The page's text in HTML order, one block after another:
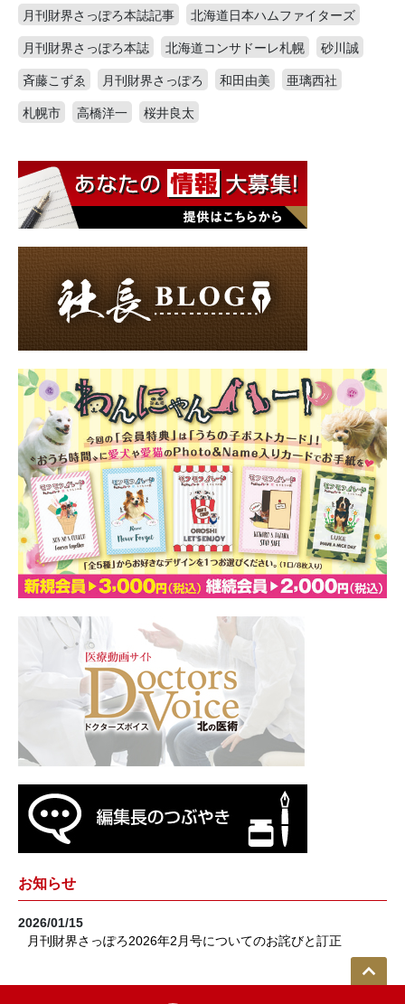
月刊財界さっぽろ本誌記事
北海道日本ハムファイターズ
月刊財界さっぽろ本誌
北海道コンサドーレ札幌
砂川誠
斉藤こずゑ
月刊財界さっぽろ 和田由美
亜璃西社
札幌市
高橋洋一 桜井良太
お知らせ
2026/01/15
月刊財界さっぽろ2026年2月号についてのお詫びと訂正